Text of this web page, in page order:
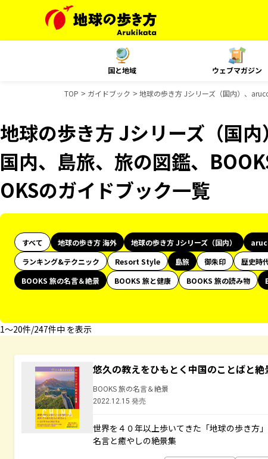
国と地域 ウェブマガジン
TOP ガイドブック 地球の歩き方 Jシリーズ（国内）、
地球の歩き方 Jシリーズ（国
国内、島旅、旅の図鑑、
OKSのガイドブック一覧
すべて 地球の歩き方 海外 地球の歩き方 Jシリーズ（国内）
ランキング&テクニック
Resort Style 島旅 御朱印 歴史時
BOOKS 旅の名言＆絶景
BOOKS 旅と健康 BOOKS 旅の読み物
1〜20件/247件中 を表示
悠久の教えをひもとく中国のことばと絶
BOOKS 旅の名言＆絶景
2022.12.15 発売
世界を４０年以上歩いてきた「地球の歩き方
名言と癒やしの絶景集